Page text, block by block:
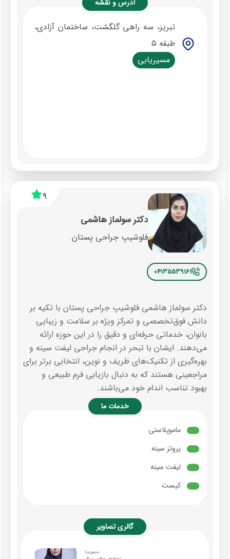
آدرس و نقشه
تبریز، سه راهی گلگشت، ساختمان آزادی،
طبقه 5
مسیریابی
9
دکتر سولماز هاشمی
فلوشیپ جراحی پستان
04135539161
دکتر سولماز هاشمی فلوشیپ جراحی پستان با تکیه بر
دانش فوق‌تخصصی و تمرکز ویژه بر سلامت و زیبایی
بانوان، خدماتی حرفه‌ای و دقیق را در این حوزه ارائه
می‌دهند. ایشان با تبحر در انجام جراحی لیفت سینه و
بهره‌گیری از تکنیک‌های ظریف و نوین، انتخابی برتر برای
مراجعینی هستند که به دنبال بازیابی فرم طبیعی و
بهبود تناسب اندام خود می‌باشند.
خدمات ما
ماموپلاستی
پروتز سینه
لیفت سینه
کیست
گالری تصاویر